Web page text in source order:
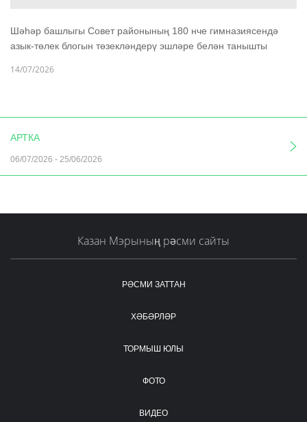
Шәһәр башлыгы Совет районының 180 нче гимназиясендә
азык-төлек блогын төзекләндерү эшләре белән танышты
14/07/2026
АРТКА
06/07/2026 - 25/06/2026
Казан Мэрының рәсми сайты
РӘСМИ ЗАТТАН
ХӘБӘРЛӘР
ТОРМЫШ ЮЛЫ
ФОТО
ВИДЕО